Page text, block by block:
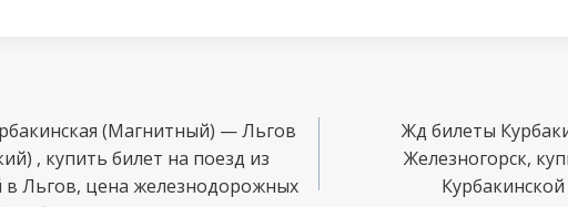
(Магнитный) — Льгов
, купить билет на поезд из
в Льгов, цена железнодорожных
Жд билеты
Железногорск,